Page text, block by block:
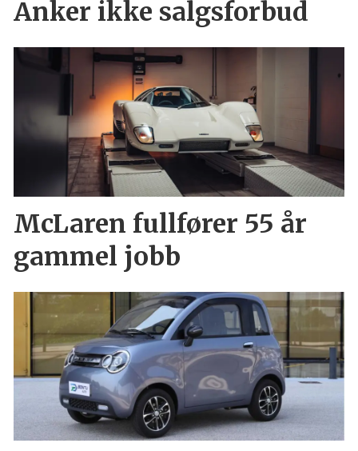
Anker ikke salgsforbud
McLaren fullfører 55 år
gammel jobb